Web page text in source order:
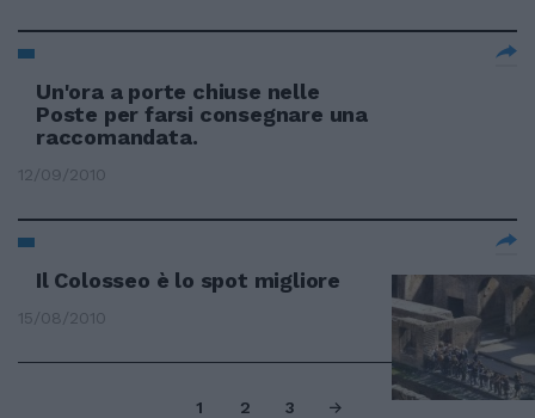
Un'ora a porte chiuse nelle
Poste per farsi consegnare una
raccomandata.
12/09/2010
Il Colosseo è lo spot migliore
15/08/2010
1 2 3